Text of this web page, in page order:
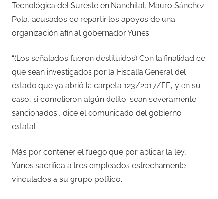
Tecnológica del Sureste en Nanchital, Mauro Sánchez
Pola, acusados de repartir los apoyos de una
organización afin al gobernador Yunes.
“(Los señalados fueron destituidos) Con la finalidad de
que sean investigados por la Fiscalía General del
estado que ya abrió la carpeta 123/2017/EE, y en su
caso, si cometieron algún delito, sean severamente
sancionados”, dice el comunicado del gobierno
estatal.
Más por contener el fuego que por aplicar la ley,
Yunes sacrifica a tres empleados estrechamente
vinculados a su grupo político.